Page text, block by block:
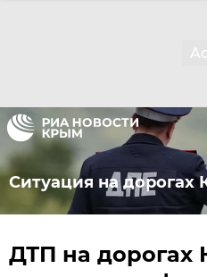
Ситуация на дорогах
ДТП на